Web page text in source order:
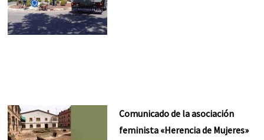
Comunicado de la asociación
feminista «Herencia de Mujeres»